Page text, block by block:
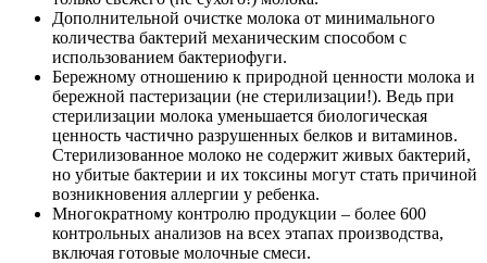
Дополнительной очистке молока от минимального
количества бактерий механическим способом с
использованием бактериофуги.
Бережному отношению к природной ценности молока и
бережной пастеризации (не стерилизации!). Ведь при
стерилизации молока уменьшается биологическая
ценность частично разрушенных белков и витаминов.
Стерилизованное молоко не содержит живых бактерий,
но убитые бактерии и их токсины могут стать причиной
возникновения аллергии у ребенка.
Многократному контролю продукции – более 600
контрольных анализов на всех этапах производства,
включая готовые молочные смеси.